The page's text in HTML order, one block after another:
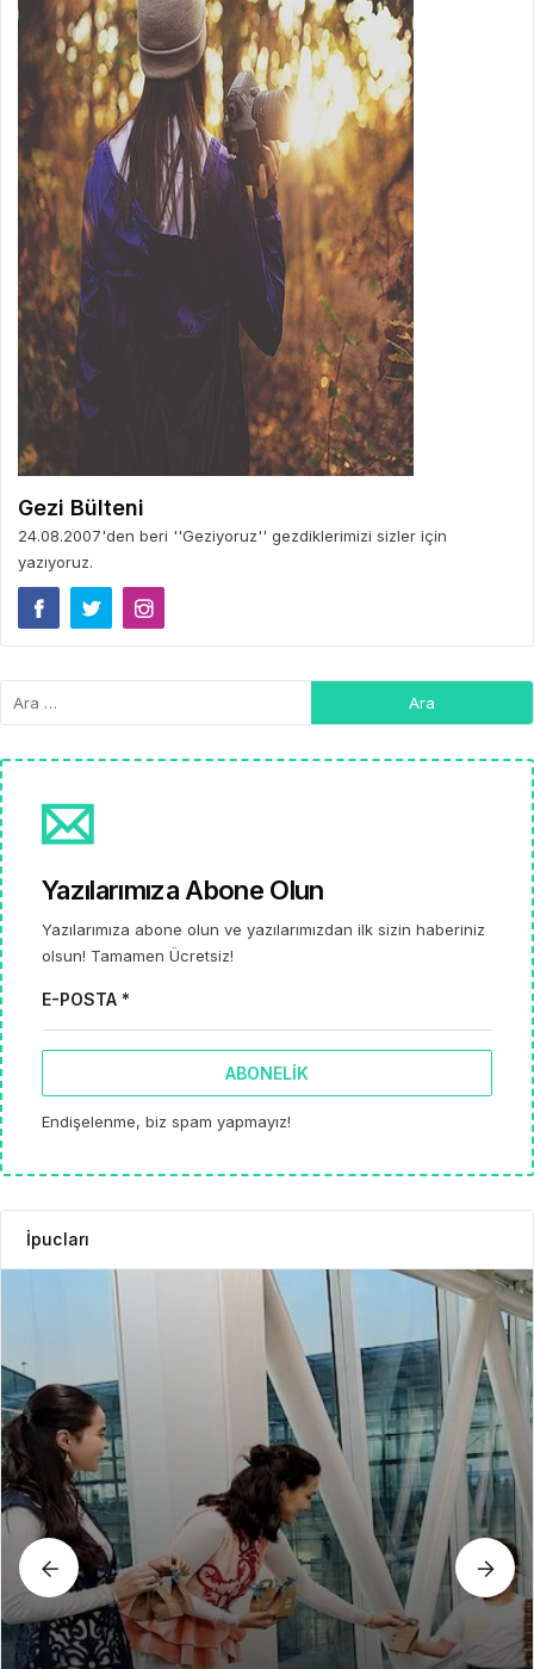
Gezi Bülteni
24.08.2007'den beri ''Geziyoruz'' gezdiklerimizi sizler için
yazıyoruz.
Yazılarımıza Abone Olun
Yazılarımıza abone olun ve yazılarımızdan ilk sizin haberiniz
olsun! Tamamen Ücretsiz!
E-POSTA *
ABONELIK
Endişelenme, biz spam yapmayız!
İpucları